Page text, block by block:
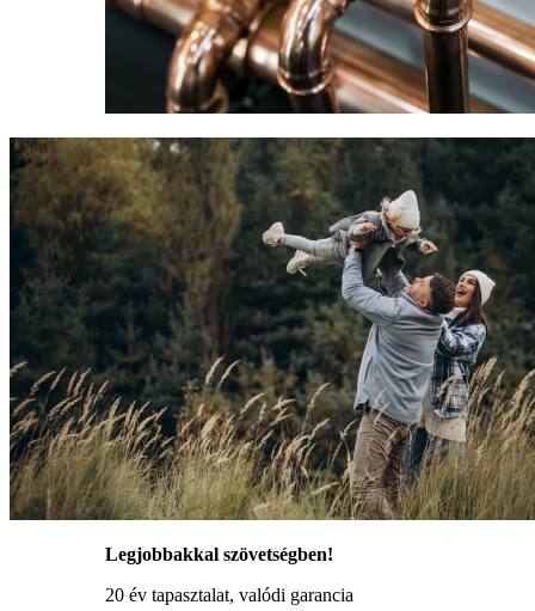
Legjobbakkal szövetségben!
20 év tapasztalat, valódi garancia